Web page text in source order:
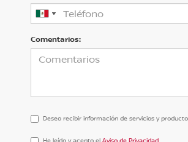
Comentarios:
Deseo recibir información de servicios y
He
He leído y acepto el Aviso de Privacidad